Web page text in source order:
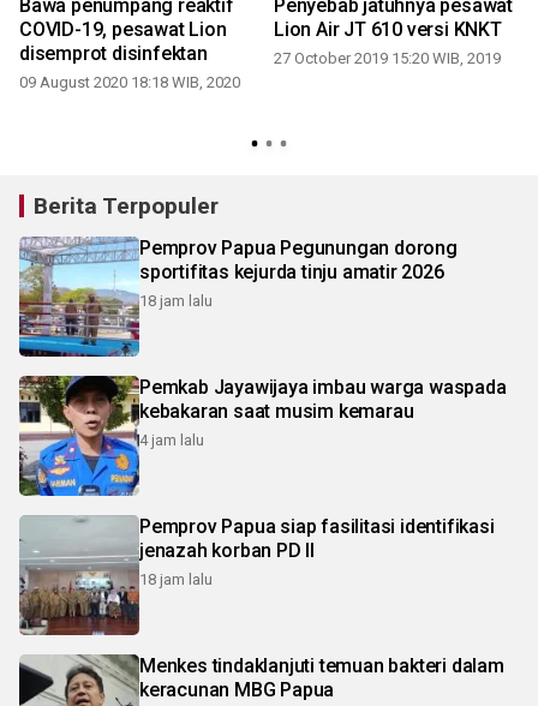
Bawa penumpang reaktif
COVID-19, pesawat Lion
disemprot disinfektan
09 August 2020 18:18 WIB, 2020
Penyebab jatuhnya pesawat
Lion Air JT 610 versi KNKT
27 October 2019 15:20 WIB, 2019
Berita Terpopuler
Pemprov Papua Pegunungan dorong
sportifitas kejurda tinju amatir 2026
18 jam lalu
Pemkab Jayawijaya imbau warga waspada
kebakaran saat musim kemarau
4 jam lalu
Pemprov Papua siap fasilitasi identifikasi
jenazah korban PD II
18 jam lalu
Menkes tindaklanjuti temuan bakteri dalam
keracunan MBG Papua